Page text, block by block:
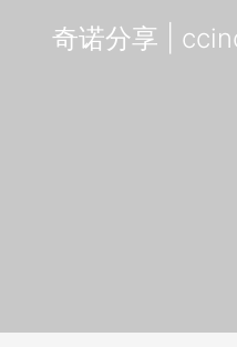
奇诺分享 |